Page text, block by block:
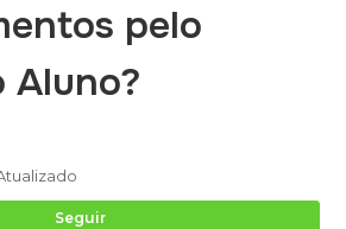
pelo
Aluno?
Seguir